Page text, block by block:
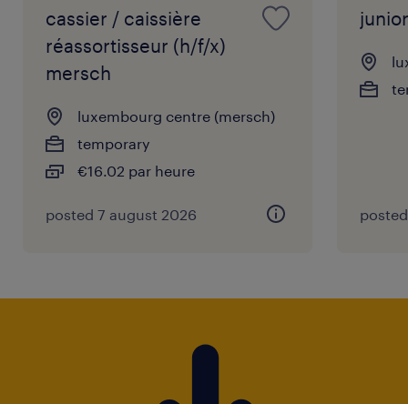
cassier / caissière
réassortisseur (h/f/x)
mersch
luxembourg centre (mersch)
temporary
€16.02 par heure
posted 7 august 2026